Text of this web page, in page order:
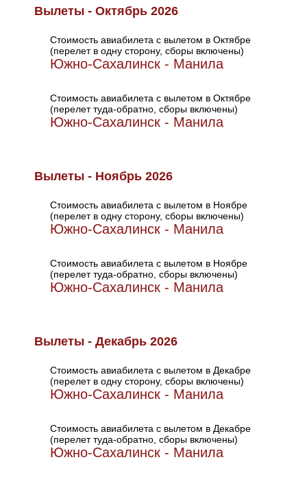
Вылеты - Октябрь 2026
Стоимость авиабилета с вылетом в Октябре
(перелет в одну сторону, сборы включены)
Южно-Сахалинск - Манила
Стоимость авиабилета с вылетом в Октябре
(перелет туда-обратно, сборы включены)
Южно-Сахалинск - Манила
Вылеты - Ноябрь 2026
Стоимость авиабилета с вылетом в Ноябре
(перелет в одну сторону, сборы включены)
Южно-Сахалинск - Манила
Стоимость авиабилета с вылетом в Ноябре
(перелет туда-обратно, сборы включены)
Южно-Сахалинск - Манила
Вылеты - Декабрь 2026
Стоимость авиабилета с вылетом в Декабре
(перелет в одну сторону, сборы включены)
Южно-Сахалинск - Манила
Стоимость авиабилета с вылетом в Декабре
(перелет туда-обратно, сборы включены)
Южно-Сахалинск - Манила